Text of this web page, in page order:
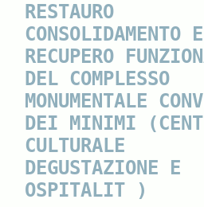
RESTAURO
CONSOLIDAMENTO E
RECUPERO
DEL COMPLESSO
MONUMENTALE
DEI MINIMI
CULTURALE
DEGUSTAZIONE E
OSPITALIT )